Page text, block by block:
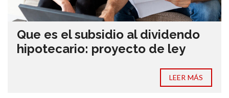
Que es el subsidio al dividendo
hipotecario: proyecto de ley
LEER MÁS